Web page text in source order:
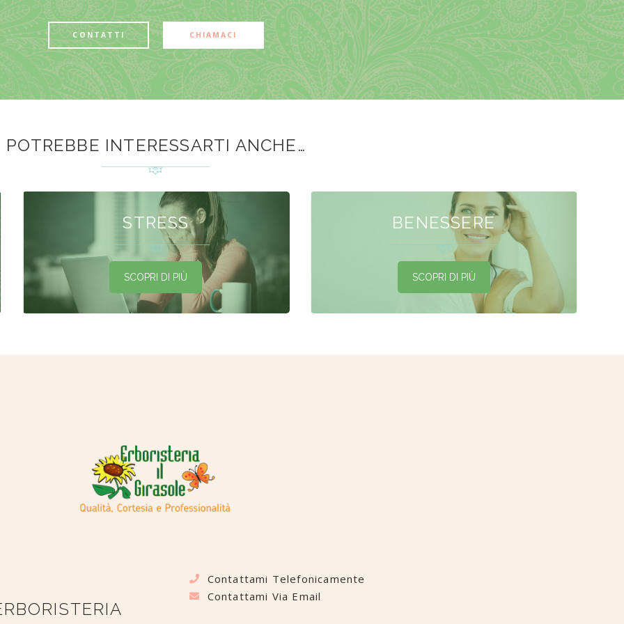
CONTATTI CHIAMACI
POTREBBE INTERESSARTI ANCHE…
STRESS
SCOPRI DI PIÙ
BENESSERE
SCOPRI DI PIÙ
Contattami Telefonicamente
Contattami Via Email